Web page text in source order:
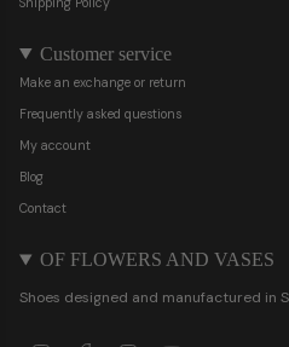
Customer service
Make an exchange or return
Frequently asked questions
My account
Blog
Contact
OF FLOWERS AND VASES
Shoes designed and manufactured in